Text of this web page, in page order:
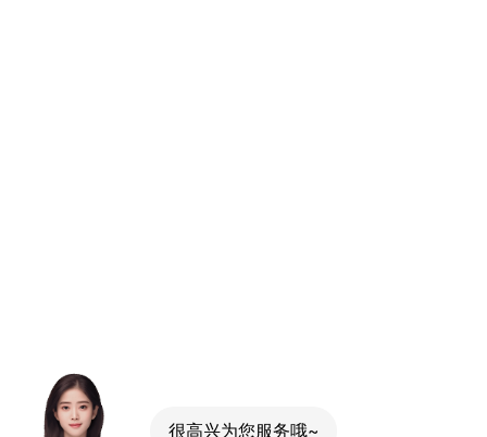
很高兴为您服务哦~